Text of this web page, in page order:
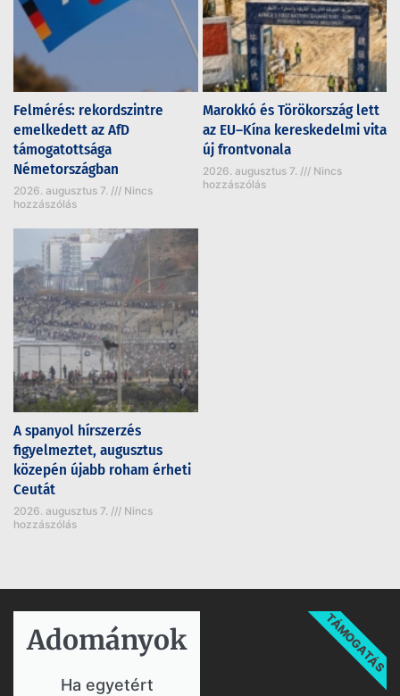
Felmérés: rekordszintre
emelkedett az AfD
támogatottsága
Németországban
2026. augusztus 7.
Nincs
hozzászólás
Marokkó és Törökország lett
az EU–Kína kereskedelmi vita
új frontvonala
2026. augusztus 7.
Nincs
hozzászólás
A spanyol hírszerzés
figyelmeztet, augusztus
közepén újabb roham érheti
Ceutát
2026. augusztus 7.
Nincs
hozzászólás
Adományok​
Ha egyetért
TÁMOGATÁS